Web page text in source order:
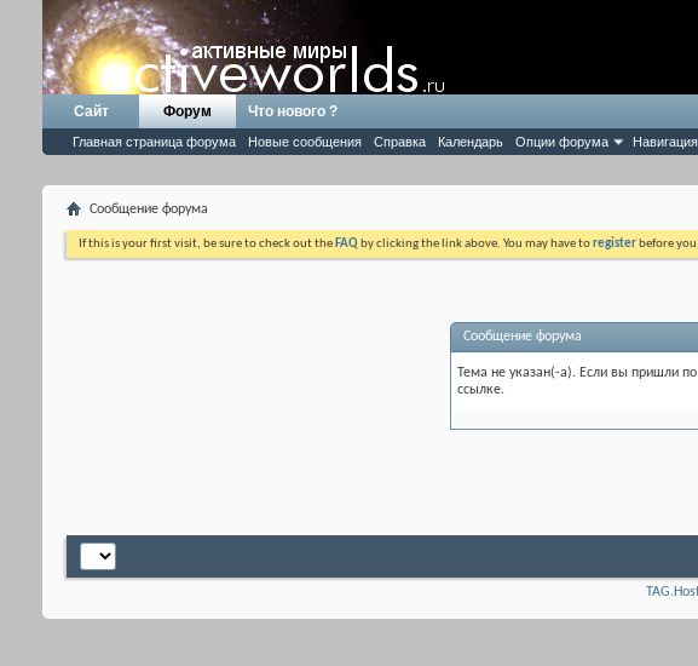
Сайт Форум
Главная страница форума Новые сообщения Справка Календарь Опции форума Навигация
Что нового ?
Сообщение форума
If this is your first visit, be sure to check out the FAQ by clicking the link above. You may have toregister before
Сообщение форума
Тема не указан(-а). Если вы пришли
ссылке.